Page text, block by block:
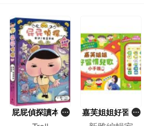
屁屁偵探讀本(1
3)－－對決！怪
嘉芙姐姐好習慣
兒歌小手機